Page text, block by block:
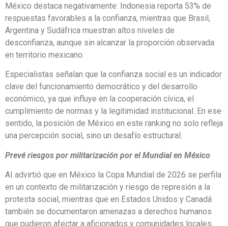
México destaca negativamente: Indonesia reporta 53% de
respuestas favorables a la confianza, mientras que Brasil,
Argentina y Sudáfrica muestran altos niveles de
desconfianza, aunque sin alcanzar la proporción observada
en territorio mexicano.
Especialistas señalan que la confianza social es un indicador
clave del funcionamiento democrático y del desarrollo
económico, ya que influye en la cooperación cívica, el
cumplimiento de normas y la legitimidad institucional. En ese
sentido, la posición de México en este ranking no solo refleja
una percepción social, sino un desafío estructural.
Prevé riesgos por militarización por el Mundial en México
AI advirtió que en México la Copa Mundial de 2026 se perfila
en un contexto de militarización y riesgo de represión a la
protesta social, mientras que en Estados Unidos y Canadá
también se documentaron amenazas a derechos humanos
que pudieron afectar a aficionados y comunidades locales.